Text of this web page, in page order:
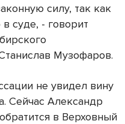
силу, так как
суде, - говорит
Музофаров.
не увидел вину
Сейчас Александр
в Верховный